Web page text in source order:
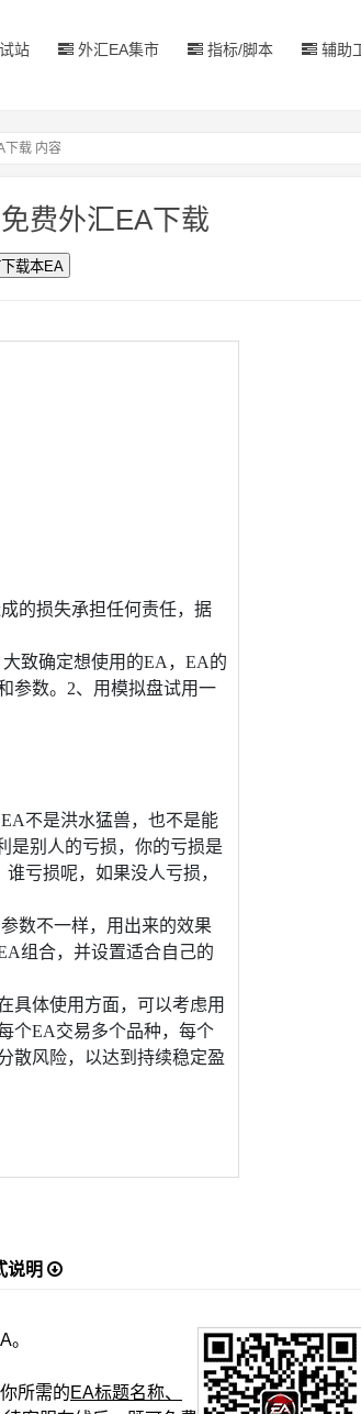
站 外汇EA集市 指标/脚本 辅助
下载 内容
费外汇EA下载
的损失承担任何责任，据
致确定想使用的EA，EA的
参数。2、用模拟盘试用一
不是洪水猛兽，也不是能
是别人的亏损，你的亏损是
亏损呢，如果没人亏损，
数不一样，用出来的效果
组合，并设置适合自己的
具体使用方面，可以考虑用
个EA交易多个品种，每个
散风险，以达到持续稳定盈
说明
。
所需的EA标题名称、